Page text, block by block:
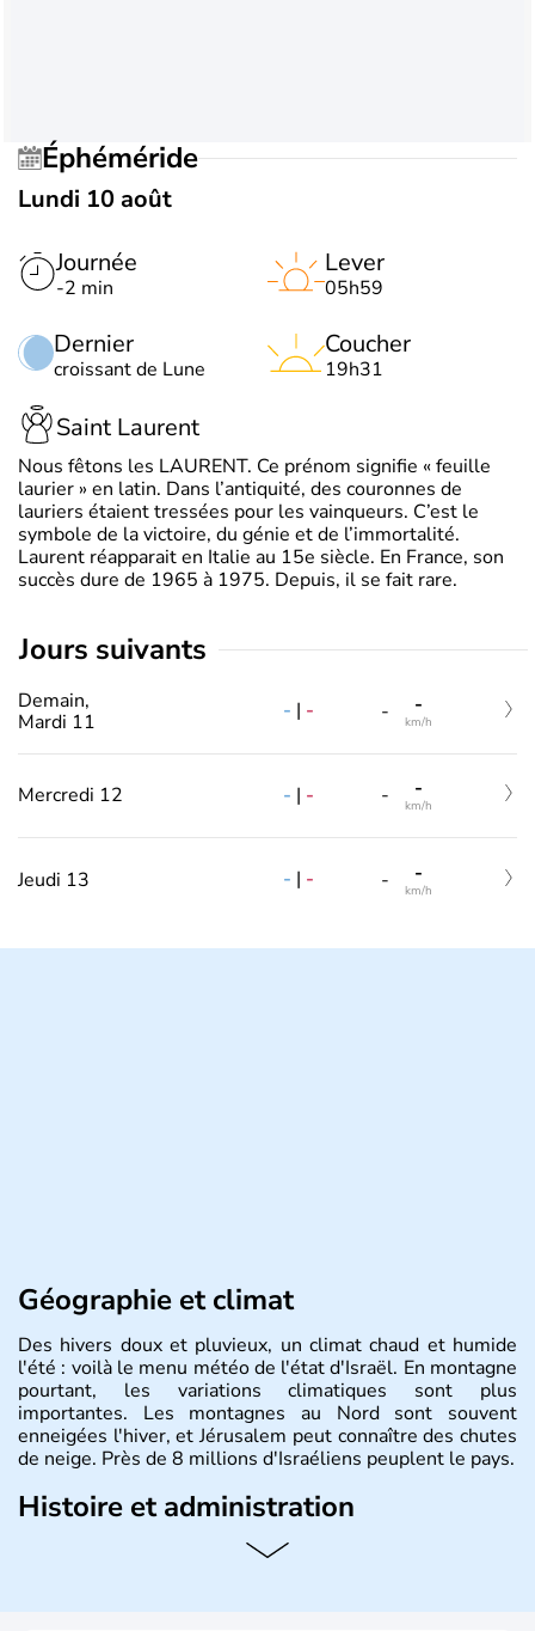
Éphéméride
Lundi 10 août
Journée
-2 min
Dernier
croissant de Lune
Lever
05h59
Coucher
19h31
Saint Laurent
Nous fêtons les LAURENT. Ce prénom signifie « feuille
laurier » en latin. Dans l’antiquité, des couronnes de
lauriers étaient tressées pour les vainqueurs. C’est le
symbole de la victoire, du génie et de l’immortalité.
Laurent réapparait en Italie au 15e siècle. En France, son
succès dure de 1965 à 1975. Depuis, il se fait rare.
jours suivants
Demain,
Mardi 11
- | - - -
km/h
Mercredi 12 - | - - -
km/h
Jeudi 13 - | - - -
km/h
Géographie et climat
Des hivers doux et pluvieux, un climat chaud et humide
l'été : voilà le menu météo de l'état d'Israël. En montagne
pourtant, les variations climatiques sont plus
importantes. Les montagnes au Nord sont souvent
enneigées l'hiver, et Jérusalem peut connaître des chutes
de neige. Près de 8 millions d'Israéliens peuplent le pays.
Histoire et administration
L'Israël est un état de la partie est de la Méditerranée,